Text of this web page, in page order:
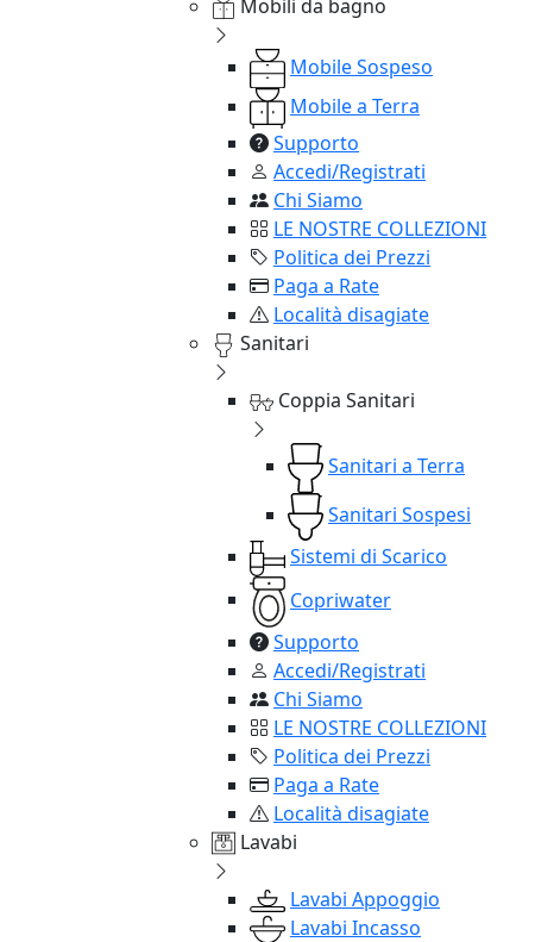
Mobili da bagno
Mobile Sospeso
Mobile a Terra
Supporto
Accedi/Registrati
Chi Siamo
LE NOSTRE COLLEZIONI
Politica dei Prezzi
Paga a Rate
Località disagiate
Sanitari
Coppia Sanitari
Sanitari a Terra
Sanitari Sospesi
Sistemi di Scarico
Copriwater
Supporto
Accedi/Registrati
Chi Siamo
LE NOSTRE COLLEZIONI
Politica dei Prezzi
Paga a Rate
Località disagiate
Lavabi
Lavabi Appoggio
Lavabi Incasso